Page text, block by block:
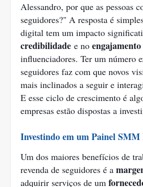
Alessandro, por que as pessoas
seguidores?" A resposta é
digital tem um impacto
credibilidade e no engajamento
influenciadores. Ter um número
seguidores faz com que novos
mais inclinados a seguir e
E esse ciclo de crescimento é
empresas estão dispostas a
Investindo em um Painel SMM
Um dos maiores benefícios de
revenda de seguidores é a
adquirir serviços de um